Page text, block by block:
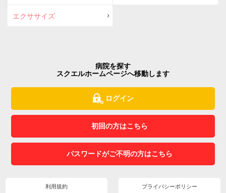
エクササイズ
病院を探す
スクエルホームページへ移動します
ログイン
初回の方はこちら
パスワードがご不明の方はこちら
利用規約 プライバシーポリシー